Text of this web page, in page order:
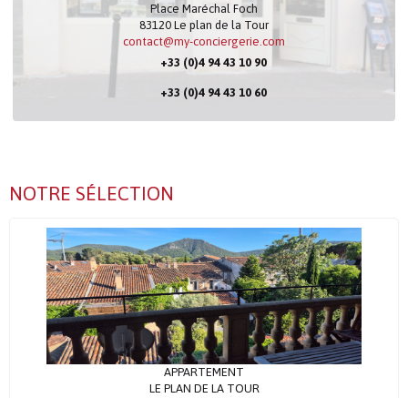
Place Maréchal Foch
83120 Le plan de la Tour
contact@my-conciergerie.com
+33 (0)4 94 43 10 90
+33 (0)4 94 43 10 60
NOTRE SÉLECTION
APPARTEMENT
LE PLAN DE LA TOUR